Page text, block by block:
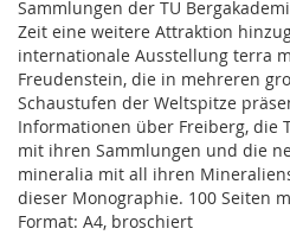
Sammlungen der TU
Zeit eine weitere Attraktion
internationale Ausstellung terra
Freudenstein, die in mehreren
Schaustufen der Weltspitze
Informationen über Freiberg, die
mit ihren Sammlungen und die
mineralia mit all ihren
dieser Monographie. 100 Seiten
Format: A4, broschiert